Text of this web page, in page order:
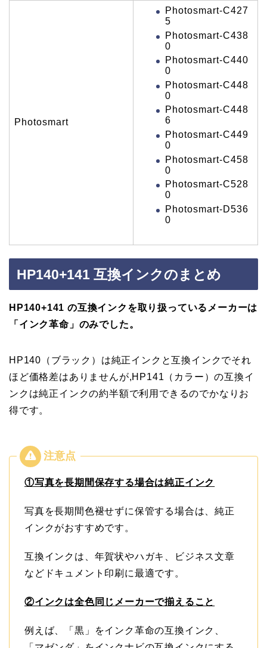
Photosmart
Photosmart-C427
5
Photosmart-C438
0
Photosmart-C440
0
Photosmart-C448
0
Photosmart-C448
6
Photosmart-C449
0
Photosmart-C458
0
Photosmart-C528
0
Photosmart-D536
0
HP140+141 互換インクのまとめ
HP140+141 の互換インクを取り扱っているメーカーは
「インク革命」のみでした。
HP140（ブラック）は純正インクと互換インクでそれ
ほど価格差はありませんが,HP141（カラー）の互換イ
ンクは純正インクの約半額で利用できるのでかなりお
得です。
①写真を長期間保存する場合は純正インク
写真を長期間色褪せずに保管する場合は、純正
インクがおすすめです。
互換インクは、年賀状やハガキ、ビジネス文章
などドキュメント印刷に最適です。
②インクは全色同じメーカーで揃えること
例えば、「黒」をインク革命の互換インク、